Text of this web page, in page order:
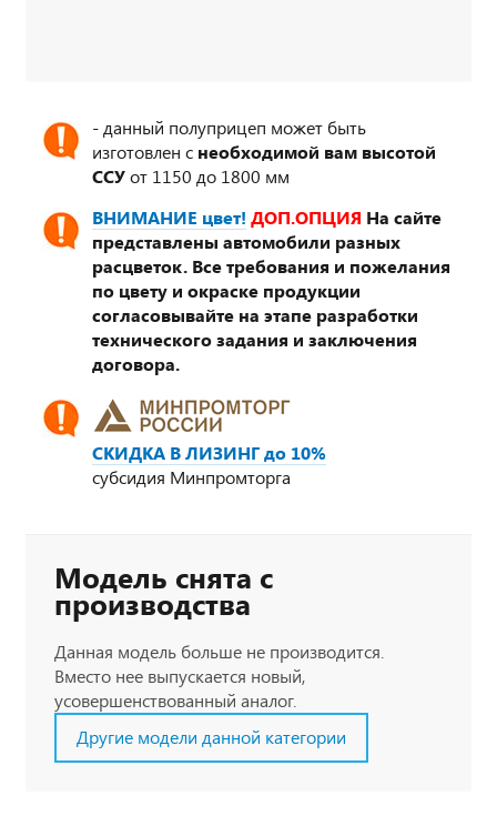
- данный полуприцеп может быть
изготовлен с необходимой вам высотой
ССУот 1150 до 1800 мм
ВНИМАНИЕ цвет! ДОП.ОПЦИЯ На сайте
представлены автомобили разных
расцветок. Все требования и пожелания
по цвету и окраске продукции
согласовывайте на этапе разработки
технического задания и заключения
договора.
СКИДКА В ЛИЗИНГ до 10%
субсидия Минпромторга
Модель снята с
производства
Данная модель больше не производится.
Вместо нее выпускается новый,
усовершенствованный аналог.
Другие модели данной категории